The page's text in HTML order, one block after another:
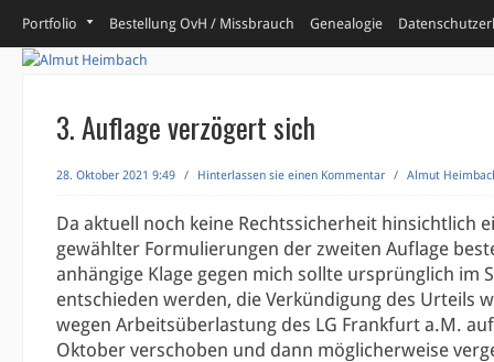
Portfolio Bestellung OvH / Missbrauch Genealogie
3. Auflage verzögert sich
28. Oktober 2021 9:49 / Hinterlassen sie einen Kommentar / Almut
Da aktuell noch keine Rechtssicherheit hinsichtlich
gewählter Formulierungen der zweiten Auflage
anhängige Klage gegen mich sollte ursprünglich im
entschieden werden, die Verkündigung des Urteils
wegen Arbeitsüberlastung des LG Frankfurt a.M.
Oktober verschoben und dann möglicherweise